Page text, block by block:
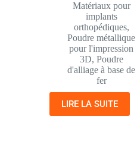
Matériaux pour
implants
orthopédiques,
Poudre métallique
pour l'impression
3D, Poudre
d'alliage à base de
fer
LIRE LA SUITE